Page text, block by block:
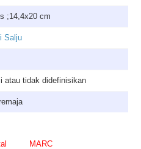
;14,4x20 cm
Salju
atau tidak didefinisikan
MARC